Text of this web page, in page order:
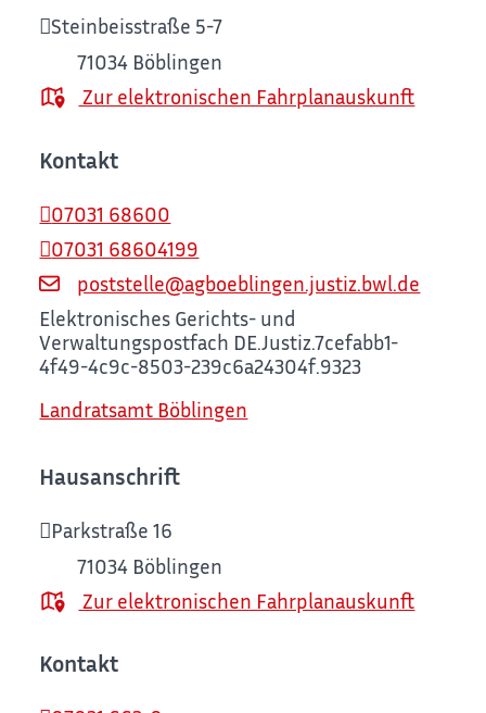
Steinbeisstraße 5-7
71034 Böblingen
Zur elektronischen Fahrplanauskunft
Kontakt
07031 68600
07031 68604199
poststelle@agboeblingen.justiz.bwl.de
Elektronisches Gerichts- und
Verwaltungspostfach DE.Justiz.7cefabb1-
4f49-4c9c-8503-239c6a24304f.9323
Landratsamt Böblingen
Hausanschrift
Parkstraße 16
71034 Böblingen
Zur elektronischen Fahrplanauskunft
Kontakt